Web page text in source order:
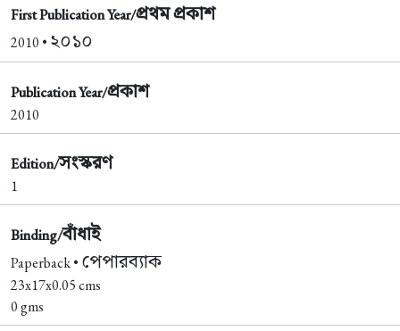
First Publication Year/প্রথম প্রকাশ
2010 • ২০১০
Publication Year/প্রকাশ
2010
Edition/সংস্করণ
1
Binding/বাঁধাই
Paperback • পেপারব্যাক
23x17x0.05 cms
0 gms